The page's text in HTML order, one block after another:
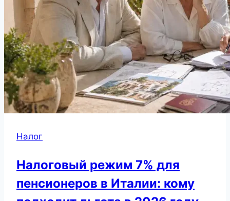
Налог
Налоговый режим 7% для
пенсионеров в Италии: кому